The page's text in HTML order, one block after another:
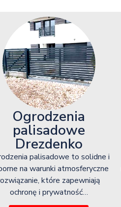
Ogrodzenia
palisadowe
Drezdenko
palisadowe to solidne i
na warunki atmosferyczne
które zapewniają
ochronę i prywatność…